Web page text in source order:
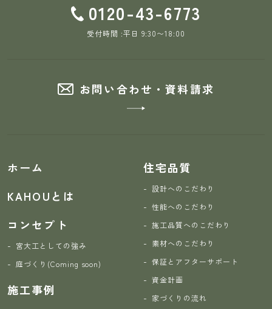
0120-43-6773
受付時間 :平日 9:30〜18:00
お問い合わせ・資料請求
ホーム
KAHOUとは
コンセプト
宮大工としての強み
庭づくり(Coming soon)
施工事例
住宅品質
設計へのこだわり
性能へのこだわり
施工品質へのこだわり
素材へのこだわり
保証とアフターサポート
資金計画
家づくりの流れ